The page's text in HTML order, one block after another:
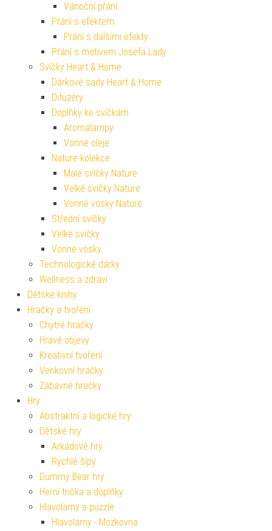
Vánoční přání
Přání s efektem
Přání s dalšími efekty
Přání s motivem Josefa Lady
Svíčky Heart & Home
Dárkové sady Heart & Home
Difuzéry
Doplňky ke svíčkám
Aromalampy
Vonné oleje
Nature kolekce
Malé svíčky Nature
Velké svíčky Nature
Vonné vosky Nature
Střední svíčky
Velké svíčky
Vonné vosky
Technologické dárky
Wellness a zdraví
Dětské knihy
Hračky a tvoření
Chytré hračky
Hravé objevy
Kreativní tvoření
Venkovní hračky
Zábavné hračky
Hry
Abstraktní a logické hry
Dětské hry
Arkádové hry
Rychlé šípy
Dummy Bear hry
Herní trička a doplňky
Hlavolamy a puzzle
Hlavolamy - Mozkovna